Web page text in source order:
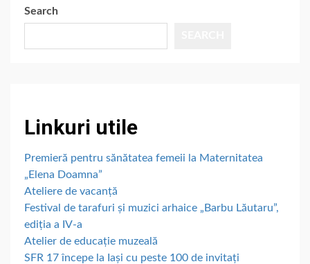
Search
Linkuri utile
Premieră pentru sănătatea femeii la Maternitatea
„Elena Doamna”
Ateliere de vacanță
Festival de tarafuri și muzici arhaice „Barbu Lăutaru”,
ediția a IV-a
Atelier de educație muzeală
SFR 17 începe la Iași cu peste 100 de invitați